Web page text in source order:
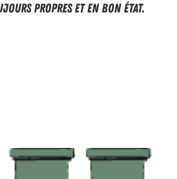
propres et en bon état.